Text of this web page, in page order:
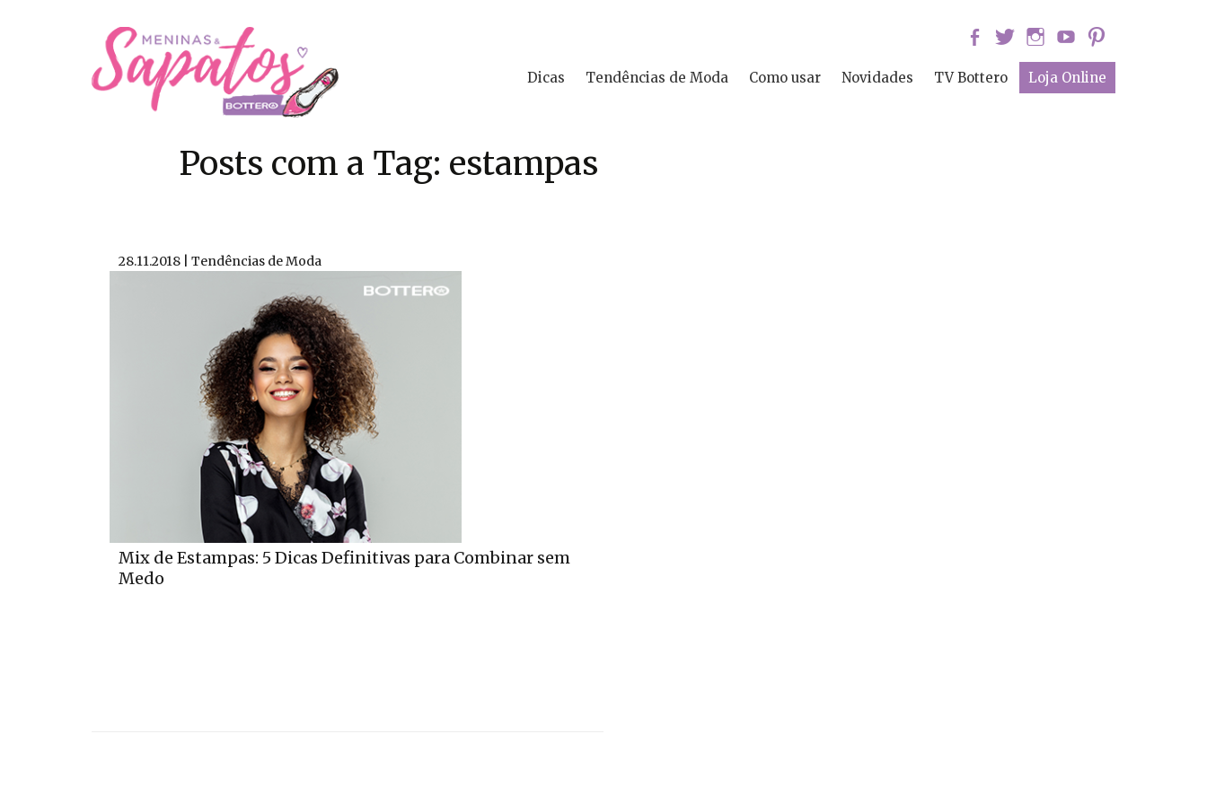
Dicas Tendências de Moda Como usar Novidades TV Bottero Loja Online
Posts com a Tag: estampas
28.11.2018 | Tendências de Moda
Mix de Estampas: 5 Dicas Definitivas para Combinar sem
Medo